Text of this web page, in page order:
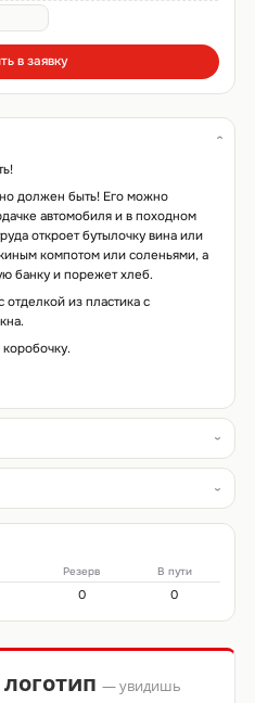
в заявку
должен быть! Его можно
автомобиля и в походном
откроет бутылочку вина или
компотом или соленьями, а
банку и порежет хлеб.
из пластика с
Резерв В пути
0 0
— увидишь